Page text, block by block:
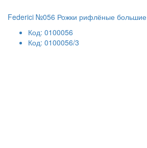
Federici №056 Рожки рифлёные большие
Код: 0100056
Код: 0100056/3